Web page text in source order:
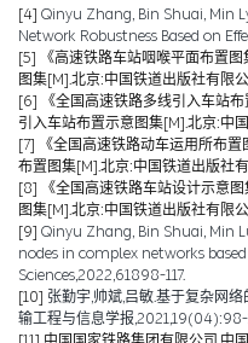
[4] Qinyu Zhang, Bin Shuai, Min
Network Robustness Based on
[5]
《高速铁路车站咽喉平面布置
图集[M].北京:中国铁道出版社有限
[6]
《全国高速铁路多线引入车站
引入车站布置示意图集[M].北京:中
[7]
《全国高速铁路动车运用所布
布置图集[M].北京:中国铁道出版社
[8]
《全国高速铁路车站设计示意
图集[M].北京:中国铁道出版社有限
[9] Qinyu Zhang, Bin Shuai, Min
nodes in complex networks
Sciences,2022,61898-117.
[10] 张勤宇,帅斌,吕敏.基于复杂网
输工程与信息学报